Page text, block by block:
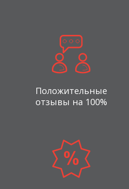
Положительные
отзывы на 100%